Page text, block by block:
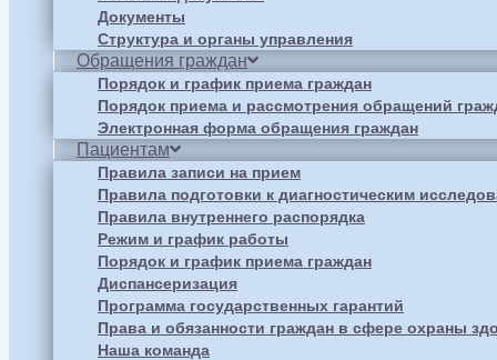
Документы
Структура и органы управления
Обращения граждан
Порядок и график приема граждан
Порядок приема и рассмотрения обращений
Электронная форма обращения граждан
Пациентам
Правила записи на прием
Правила подготовки к диагностическим
Правила внутреннего распорядка
Режим и график работы
Порядок и график приема граждан
Диспансеризация
Программа государственных гарантий
Права и обязанности граждан в сфере охраны
Наша команда